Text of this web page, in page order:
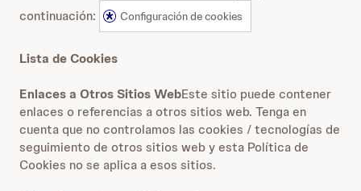
continuación:
Configuración de cookies
Lista de Cookies
Enlaces a Otros Sitios WebEste sitio puede contener
enlaces o referencias a otros sitios web. Tenga en
cuenta que no controlamos las cookies / tecnologías de
seguimiento de otros sitios web y esta Política de
Cookies no se aplica a esos sitios.